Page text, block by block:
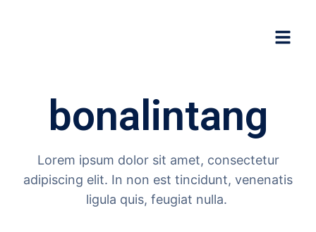
bonalintang
Lorem ipsum dolor sit amet, consectetur
adipiscing elit. In non est tincidunt, venenatis
ligula quis, feugiat nulla.